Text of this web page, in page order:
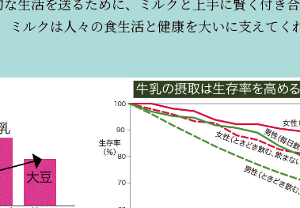
ルクは人々の食生活と健康を大いに支えてく